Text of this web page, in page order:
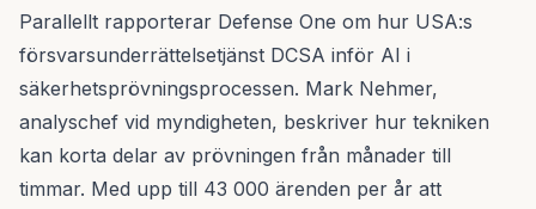
Parallellt rapporterar Defense One om hur USA:s
försvarsunderrättelsetjänst DCSA inför AI i
säkerhetsprövningsprocessen. Mark Nehmer,
analyschef vid myndigheten, beskriver hur tekniken
kan korta delar av prövningen från månader till
timmar. Med upp till 43 000 ärenden per år att